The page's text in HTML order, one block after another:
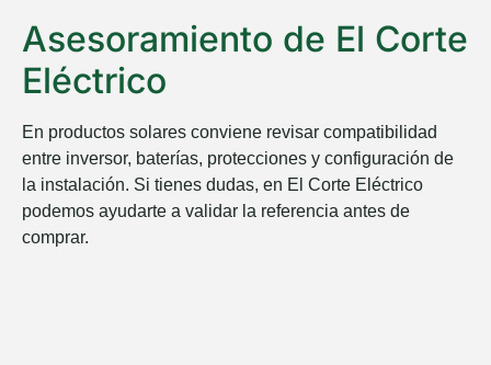
Asesoramiento de El Corte
Eléctrico
En productos solares conviene revisar compatibilidad
entre inversor, baterías, protecciones y configuración de
la instalación. Si tienes dudas, en El Corte Eléctrico
podemos ayudarte a validar la referencia antes de
comprar.